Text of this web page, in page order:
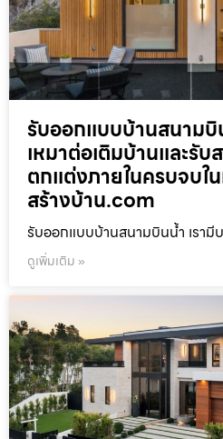
รับออกแบบบ้านสนามบิ
เหมาต่อเติมบ้านและรั
ตกแต่งภายในครบจบใ
สร้างบ้าน.com
รับออกแบบบ้านสนามบินน้ำ เรามี
ดูเพิ่มเติม »